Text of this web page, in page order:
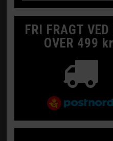
FRI FRAGT
OVER 499